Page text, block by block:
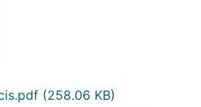
(258.06 KB)